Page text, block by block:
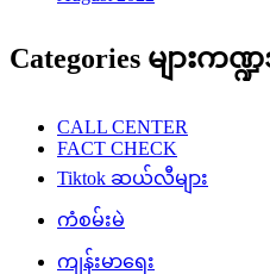
ဂုဏ်ပြုဇာတ်လမ်းများ
စစ်ချီသီချင်း
စစ်ဘက်ဥပဒေ
စစ်သည်ရေး/ဆိုသီချင်းများ
စိုက်ပျိုးရေး